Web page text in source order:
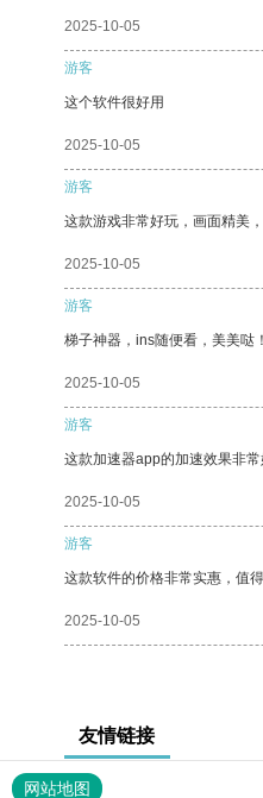
2025-10-05
游客
这个软件很好用
2025-10-05
游客
这款游戏非常好玩，画面精美
2025-10-05
游客
梯子神器，ins随便看，美美哒！
2025-10-05
游客
这款加速器app的加速效果非
2025-10-05
游客
这款软件的价格非常实惠，值得
2025-10-05
友情链接
网站地图